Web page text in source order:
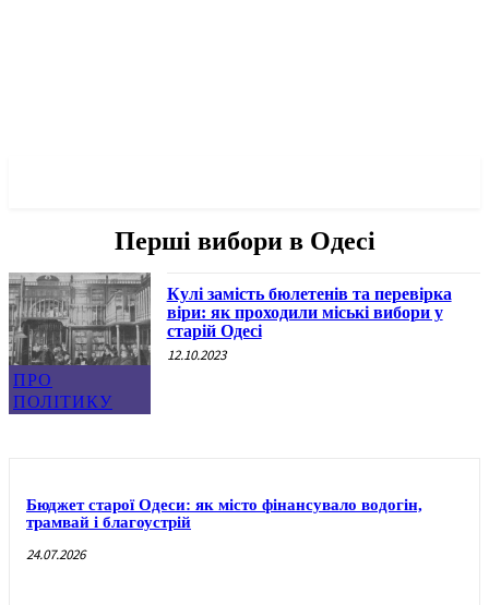
Перші вибори в Одесі
ПРО
ПОЛІТИКУ
Кулі замість бюлетенів та перевірка
віри: як проходили міські вибори у
старій Одесі
12.10.2023
Бюджет старої Одеси: як місто фінансувало водогін,
трамвай і благоустрій
24.07.2026